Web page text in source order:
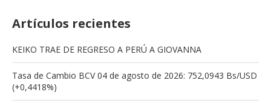
Artículos recientes
KEIKO TRAE DE REGRESO A PERÚ A GIOVANNA
Tasa de Cambio BCV 04 de agosto de 2026: 752,0943 Bs/USD
(+0,4418%)